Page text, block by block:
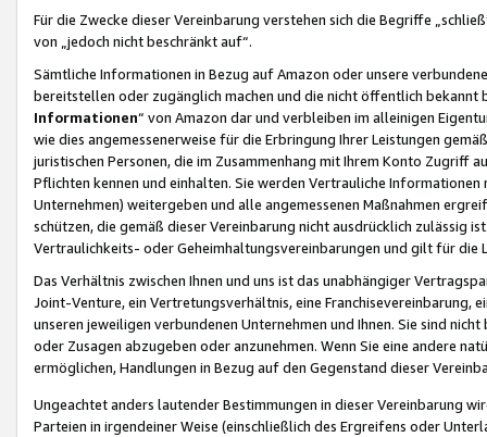
Für die Zwecke dieser Vereinbarung verstehen sich die Begriffe
von „jedoch nicht beschränkt auf“.
Sämtliche Informationen in Bezug auf Amazon oder unsere
bereitstellen oder zugänglich machen und die nicht öffentlich
Informationen“ von Amazon dar und verbleiben im alleinigen
wie dies angemessenerweise für die Erbringung Ihrer Leistungen
juristischen Personen, die im Zusammenhang mit Ihrem Konto
Pflichten kennen und einhalten. Sie werden Vertrauliche
Unternehmen) weitergeben und alle angemessenen Maßnahmen
schützen, die gemäß dieser Vereinbarung nicht ausdrücklich zulässig
Vertraulichkeits- oder Geheimhaltungsvereinbarungen und gilt für die
Das Verhältnis zwischen Ihnen und uns ist das unabhängiger
Joint-Venture, ein Vertretungsverhältnis, eine Franchisevereinbarung,
unseren jeweiligen verbundenen Unternehmen und Ihnen. Sie sind
oder Zusagen abzugeben oder anzunehmen. Wenn Sie eine andere
ermöglichen, Handlungen in Bezug auf den Gegenstand dieser
Ungeachtet anders lautender Bestimmungen in dieser Vereinbarung
Parteien in irgendeiner Weise (einschließlich des Ergreifens oder